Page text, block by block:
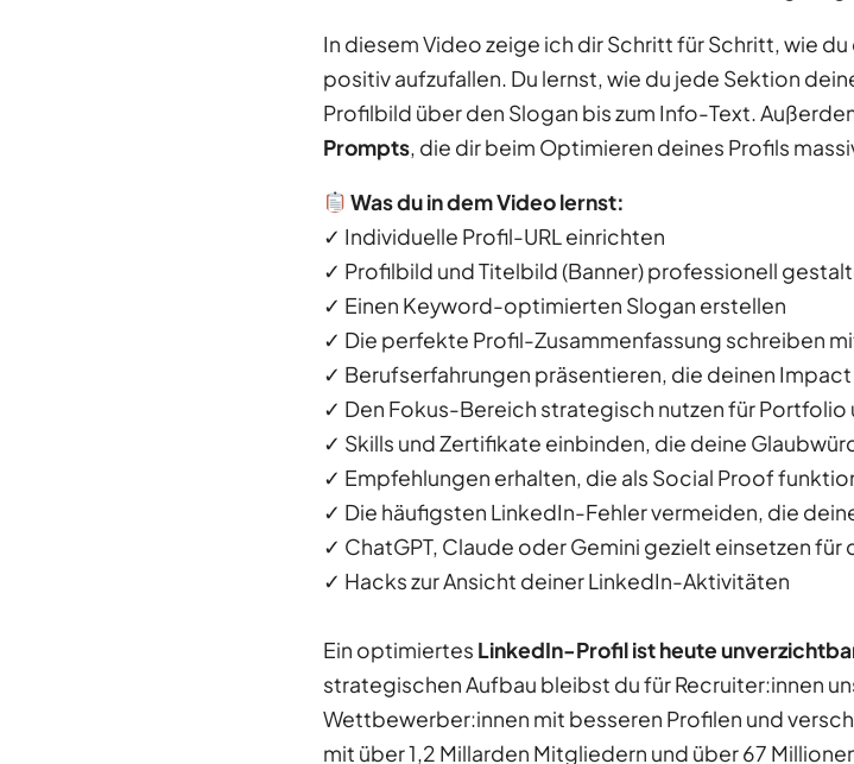
In diesem Video zeige ich dir Schritt für Schritt, wie
positiv aufzufallen. Du lernst, wie du jede Sektion
Profilbild über den Slogan bis zum Info-Text.
Prompts, die dir beim Optimieren deines Profils
Was du in dem Video lernst:
✓ Individuelle Profil-URL einrichten
✓ Profilbild und Titelbild (Banner) professionell
✓ Einen Keyword-optimierten Slogan erstellen
✓ Die perfekte Profil-Zusammenfassung schreiben
✓ Berufserfahrungen präsentieren, die deinen
✓ Den Fokus-Bereich strategisch nutzen für Portfolio
✓ Skills und Zertifikate einbinden, die deine
✓ Empfehlungen erhalten, die als Social Proof
✓ Die häufigsten LinkedIn-Fehler vermeiden, die
✓ ChatGPT, Claude oder Gemini gezielt einsetzen für
✓ Hacks zur Ansicht deiner LinkedIn-Aktivitäten
Ein optimiertes LinkedIn-Profil ist heute
strategischen Aufbau bleibst du für Recruiter:innen
Wettbewerber:innen mit besseren Profilen und
mit über 1,2 Millarden Mitgliedern und über 67